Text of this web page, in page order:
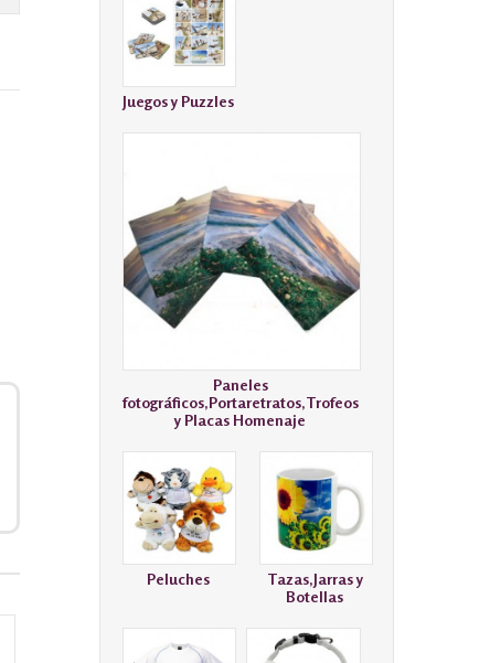
Juegos y Puzzles
Paneles
fotográficos,Portaretratos,Trofeos
y Placas Homenaje
Peluches
Tazas,Jarras y
Botellas